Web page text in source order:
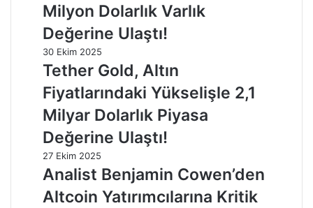
Milyon Dolarlık Varlık
Değerine Ulaştı!
30 Ekim 2025
Tether Gold, Altın
Fiyatlarındaki Yükselişle 2,1
Milyar Dolarlık Piyasa
Değerine Ulaştı!
27 Ekim 2025
Analist Benjamin Cowen’den
Altcoin Yatırımcılarına Kritik